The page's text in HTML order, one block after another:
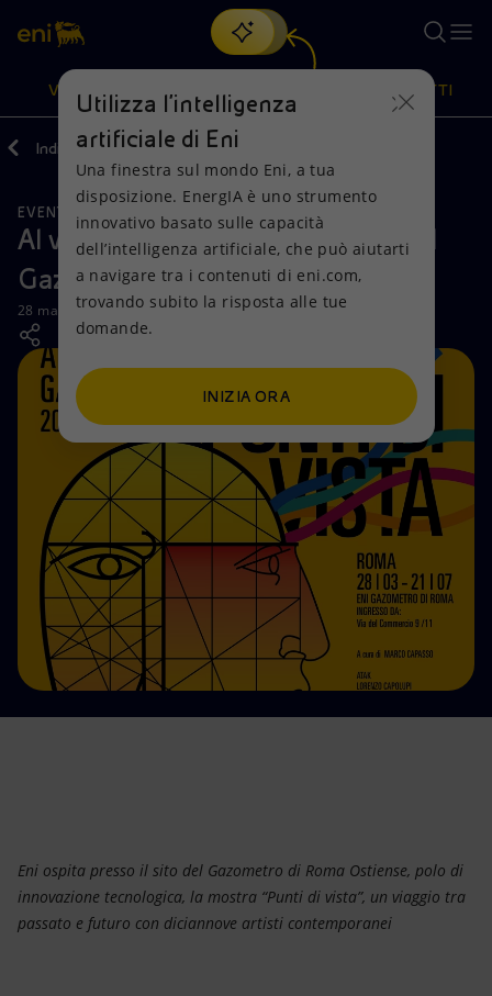
Cerca
scopri EnergIA, la nostra nuova soluzione di intelligenza
artificiale.
VISIONE
Visione
Mission e valori
Persone e Partnership
Net Zero
Modello satellitare
Energia accessibile
Innovazione
Scenari energetici
Azioni
Diversificazione energetica
Tecnologie per la transizione
Collaborazioni per l'innovazione
Attività nel mondo
PRODOTTI
Prodotti
Casa
Imprese
Mobilità
Indietro Media News
EVENTI
Al via la seconda stagione di Arte al
Gazometro
28 marzo 2025 - 17:01 CET
Eni ospita presso il sito del Gazometro di Roma Ostiense, polo di
innovazione tecnologica, la mostra “Punti di vista”, un viaggio tra
passato e futuro con diciannove artisti contemporanei
Utilizza l'intelligenza
artificiale di Eni
Una finestra sul mondo Eni, a tua
disposizione. EnergIA è uno strumento
innovativo basato sulle capacità
dell’intelligenza artificiale, che può aiutarti
a navigare tra i contenuti di eni.com,
trovando subito la risposta alle tue
domande.
INIZIA ORA